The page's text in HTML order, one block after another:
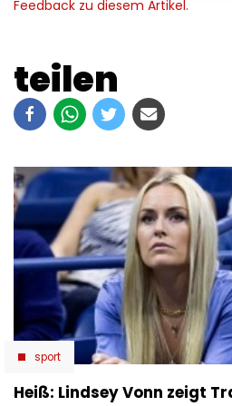
Feedback zu diesem Artikel.
teilen
sport
Heiß: Lindsey Vonn zeigt